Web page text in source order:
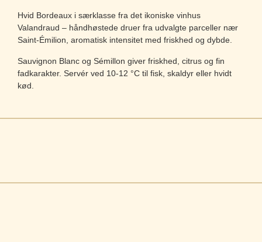
Hvid Bordeaux i særklasse fra det ikoniske vinhus
Valandraud – håndhøstede druer fra udvalgte parceller nær
Saint-Émilion, aromatisk intensitet med friskhed og dybde.
Sauvignon Blanc og Sémillon giver friskhed, citrus og fin
fadkarakter. Servér ved 10-12 °C til fisk, skaldyr eller hvidt
kød.